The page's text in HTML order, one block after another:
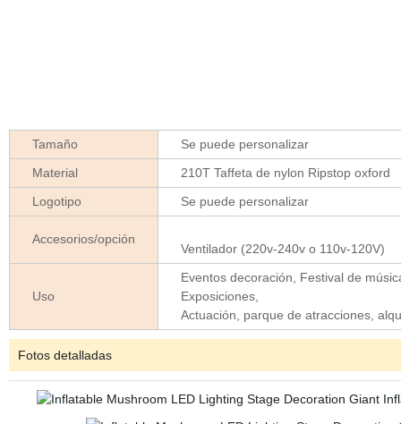
Tamaño
Se puede personalizar
Material
210T Taffeta de nylon Ripstop oxford
Logotipo
Se puede personalizar
Accesorios/opción
Ventilador (220v-240v o 110v-120V)
Uso
Eventos decoración, Festival de
Exposiciones,
Actuación, parque de atracciones,
Fotos detalladas